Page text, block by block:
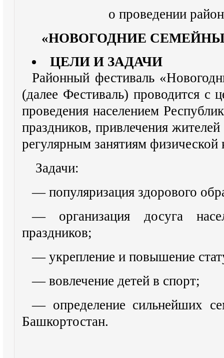
о проведении
«НОВОГОДНИЕ
ЦЕЛИ И ЗАДАЧИ
Районный фестиваль
(далее Фестиваль) проводится с
проведения населением
праздников, привлечения
регулярным занятиям физической
Задачи:
— популяризация здорового
— организация досуга
праздников;
— укрепление и повышение
— вовлечение детей в спорт;
— определение сильнейших
Башкортостан.